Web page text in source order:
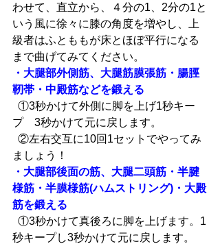
わせて、直立から、４分の1、2分の1と
いう風に徐々に膝の角度を増やし、上
級者はふとももが床とほぼ平行になる
まで曲げてみてください。
・大腿部外側筋、大腿筋膜張筋・腸脛
靭帯・中殿筋などを鍛える
プ　3秒かけて元に戻します。
ましょう！
・大腿部後面の筋、大腿二頭筋・半腱
様筋・半膜様筋(ハムストリング)・大殿
筋を鍛える
秒キープし3秒かけて元に戻します。